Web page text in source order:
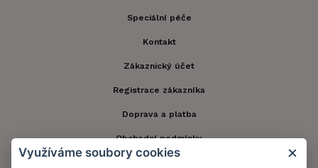
Speciální péče
Kontakt
Zákaznický účet
Registrace zákazníka
Doprava a platba
Obchodní podmínky
Ochrana osobních údajů
Využíváme soubory cookies